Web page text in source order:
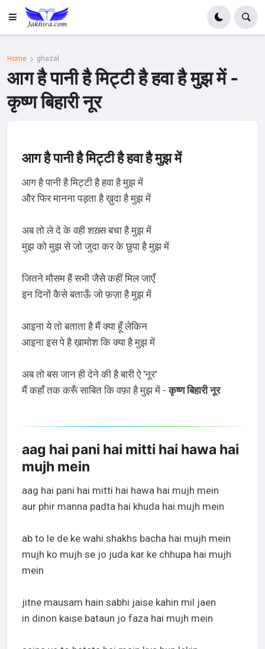
Home ghazal
आग है पानी है मिट्टी है हवा है मुझ में -
कृष्ण बिहारी नूर
आग है पानी है मिट्टी है हवा है मुझ में
आग है पानी है मिट्टी है हवा है मुझ में
और फिर मानना पड़ता है ख़ुदा है मुझ में
अब तो ले दे के वही शख़्स बचा है मुझ में
मुझ को मुझ से जो जुदा कर के छुपा है मुझ में
जितने मौसम हैं सभी जैसे कहीं मिल जाएँ
इन दिनों कैसे बताऊँ जो फ़ज़ा है मुझ में
आइना ये तो बताता है मैं क्या हूँ लेकिन
आइना इस पे है ख़ामोश कि क्या है मुझ में
अब तो बस जान ही देने की है बारी ऐ 'नूर'
मैं कहाँ तक करूँ साबित कि वफ़ा है मुझ में -कृष्ण बिहारी नूर
aag hai pani hai mitti hai hawa hai
mujh mein
aag hai pani hai mitti hai hawa hai mujh mein
aur phir manna padta hai khuda hai mujh mein
ab to le de ke wahi shakhs bacha hai mujh mein
mujh ko mujh se jo juda kar ke chhupa hai mujh
mein
jitne mausam hain sabhi jaise kahin mil jaen
in dinon kaise bataun jo faza hai mujh mein